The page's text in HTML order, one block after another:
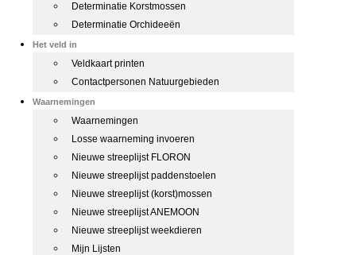
Determinatie Korstmossen
Determinatie Orchideeën
Het veld in
Veldkaart printen
Contactpersonen Natuurgebieden
Waarnemingen
Waarnemingen
Losse waarneming invoeren
Nieuwe streeplijst FLORON
Nieuwe streeplijst paddenstoelen
Nieuwe streeplijst (korst)mossen
Nieuwe streeplijst ANEMOON
Nieuwe streeplijst weekdieren
Mijn Lijsten